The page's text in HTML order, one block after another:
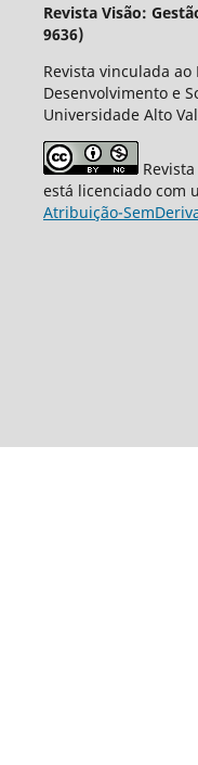
Revista Visão:
9636)
Revista vinculada ao
Desenvolvimento e
Universidade Alto
Revista
está licenciado com
Atribuição-